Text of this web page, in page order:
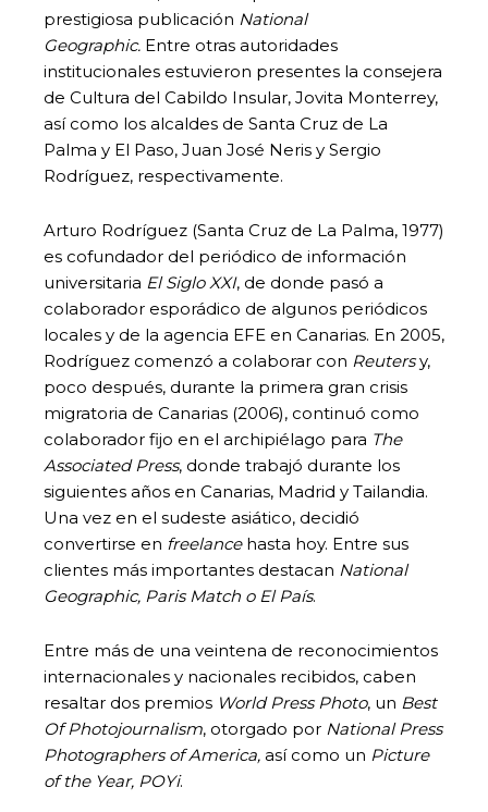
prestigiosa publicación National
Geographic. Entre otras autoridades
institucionales estuvieron presentes la consejera
de Cultura del Cabildo Insular, Jovita Monterrey,
así como los alcaldes de Santa Cruz de La
Palma y El Paso, Juan José Neris y Sergio
Rodríguez, respectivamente.
Arturo Rodríguez (Santa Cruz de La Palma, 1977)
es cofundador del periódico de información
universitaria El Siglo XXI, de donde pasó a
colaborador esporádico de algunos periódicos
locales y de la agencia EFE en Canarias. En 2005,
Rodríguez comenzó a colaborar con Reutersy,
poco después, durante la primera gran crisis
migratoria de Canarias (2006), continuó como
colaborador fijo en el archipiélago para The
Associated Press, donde trabajó durante los
siguientes años en Canarias, Madrid y Tailandia.
Una vez en el sudeste asiático, decidió
convertirse en freelancehasta hoy. Entre sus
clientes más importantes destacan National
Geographic, Paris Match o El País.
Entre más de una veintena de reconocimientos
internacionales y nacionales recibidos, caben
resaltar dos premios World Press Photo, un Best
Of Photojournalism, otorgado por National Press
Photographers of America, así como un Picture
of the Year, POYi.